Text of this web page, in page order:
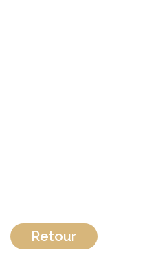
Retour